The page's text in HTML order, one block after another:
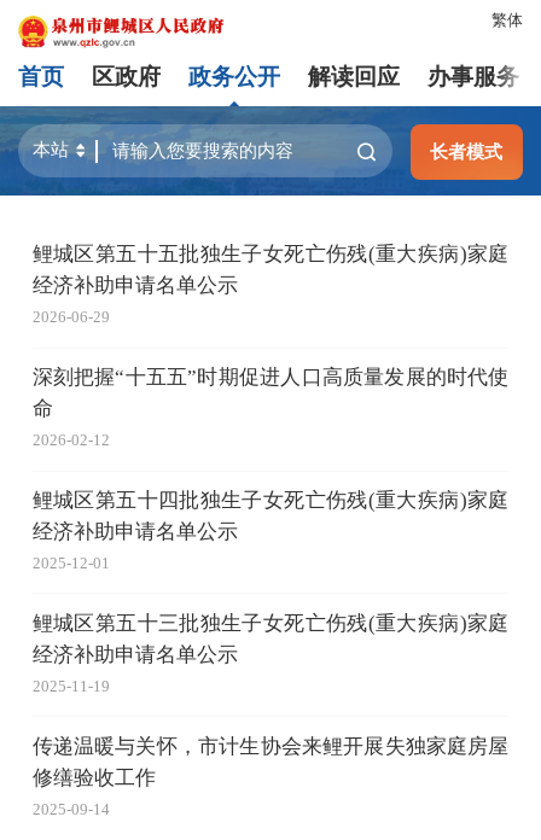
繁体
首页 区政府 政务公开 解读回应 办事服务
长者模式
鲤城区第五十五批独生子女死亡伤残(重大疾病)家庭
经济补助申请名单公示
2026-06-29
深刻把握“十五五”时期促进人口高质量发展的时代使
命
2026-02-12
鲤城区第五十四批独生子女死亡伤残(重大疾病)家庭
经济补助申请名单公示
2025-12-01
鲤城区第五十三批独生子女死亡伤残(重大疾病)家庭
经济补助申请名单公示
2025-11-19
传递温暖与关怀，市计生协会来鲤开展失独家庭房屋
修缮验收工作
2025-09-14